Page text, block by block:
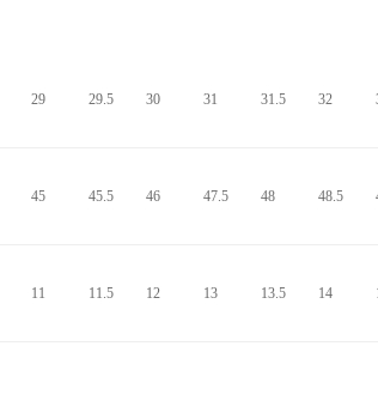
29 29.5 30 31 31.5 32
45 45.5 46 47.5 48 48.5
11 11.5 12 13 13.5 14